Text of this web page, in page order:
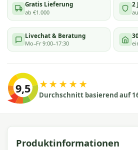
Gratis Lieferung
ab €1.000
2
Livechat & Beratung
Mo–Fr 9:00–17:30
9,5 ★★★★★
Durchschnitt basierend auf
Produktinformationen